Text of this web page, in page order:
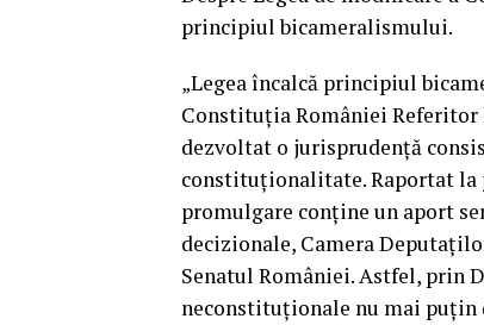
principiul bicameralismului.
„Legea încalcă principiul
Constituţia României
dezvoltat o jurisprudenţă
constituţionalitate. Raportat la
promulgare conţine un aport
decizionale, Camera
Senatul României. Astfel, prin
neconstituţionale nu mai puţin